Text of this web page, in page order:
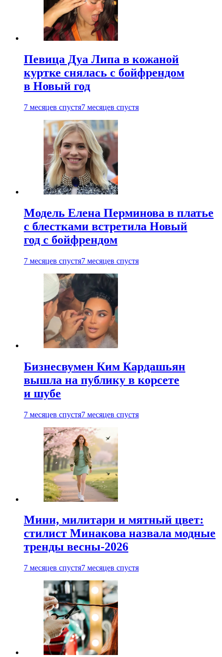
Певица Дуа Липа в кожаной
куртке снялась с бойфрендом
в Новый год
7 месяцев спустя7 месяцев спустя
Модель Елена Перминова в платье
с блестками встретила Новый
год с бойфрендом
7 месяцев спустя7 месяцев спустя
Бизнесвумен Ким Кардашьян
вышла на публику в корсете
и шубе
7 месяцев спустя7 месяцев спустя
Мини, милитари и мятный цвет:
стилист Минакова назвала модные
тренды весны-2026
7 месяцев спустя7 месяцев спустя